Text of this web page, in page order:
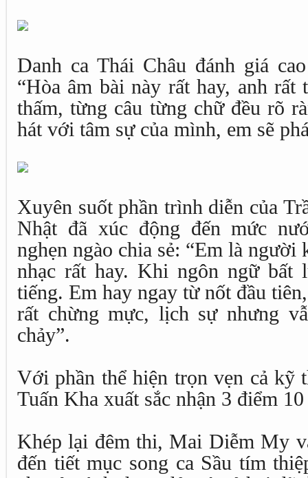
Danh ca Thái Châu đánh giá
“Hòa âm bài này rất hay, anh rất
thấm, từng câu từng chữ đều rõ
hát với tâm sự của mình, em sẽ
Xuyên suốt phần trình diễn của
Nhật đã xúc động đến mức
nghẹn ngào chia sẻ: “Em là người
nhạc rất hay. Khi ngôn ngữ bất
tiếng. Em hay ngay từ nốt đầu
rất chừng mực, lịch sự nhưng
chảy”.
Với phần thể hiện trọn vẹn cả kỹ
Tuấn Kha xuất sắc nhận 3 điểm
Khép lại đêm thi, Mai Diễm My
đến tiết mục song ca Sầu tím